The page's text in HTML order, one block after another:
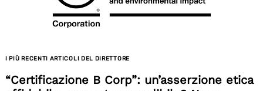
I PIÙ RECENTI ARTICOLI DEL DIRETTORE
“Certificazione B Corp”: un’asserzione etica